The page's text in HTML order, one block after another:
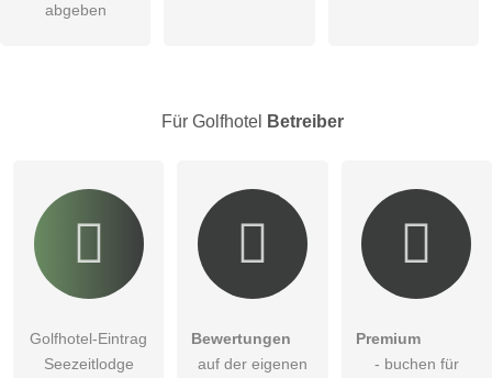
Golfhotel-Eintrag zu stellen.
abgeben
Für Golfhotel Betreiber
Golfhotel-Eintrag
Seezeitlodge
Bewertungen
auf der eigenen
Premium
- buchen für